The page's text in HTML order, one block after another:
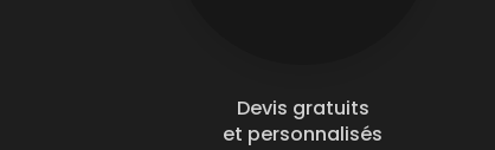
Devis gratuits
et personnalisés